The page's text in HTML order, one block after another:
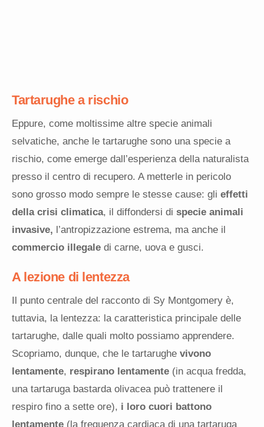
Tartarughe a rischio
Eppure, come moltissime altre specie animali
selvatiche, anche le tartarughe sono una specie a
rischio, come emerge dall’esperienza della naturalista
presso il centro di recupero. A metterle in pericolo
sono grosso modo sempre le stesse cause: gli effetti
della crisi climatica, il diffondersi di specie animali
invasive, l’antropizzazione estrema, ma anche il
commercio illegale di carne, uova e gusci.
A lezione di lentezza
Il punto centrale del racconto di Sy Montgomery è,
tuttavia, la lentezza: la caratteristica principale delle
tartarughe, dalle quali molto possiamo apprendere.
Scopriamo, dunque, che le tartarughe vivono
lentamente, respirano lentamente (in acqua fredda,
una tartaruga bastarda olivacea può trattenere il
respiro fino a sette ore), i loro cuori battono
lentamente (la frequenza cardiaca di una tartaruga